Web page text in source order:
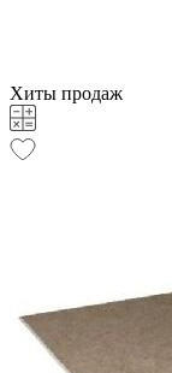
Хиты продаж